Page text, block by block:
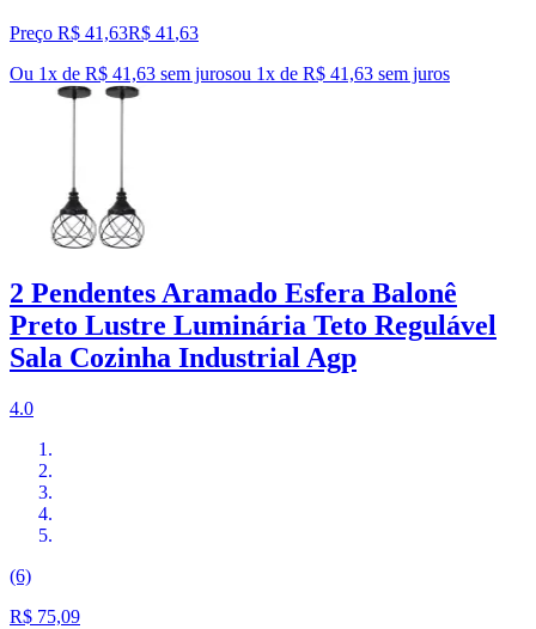
Preço R$ 41,63R$ 41 ,63
Ou 1x de R$ 41,63 sem jurosou 1x de R$ 41,63 sem juros
2 Pendentes Aramado Esfera Balonê
Preto Lustre Luminária Teto Regulável
Sala Cozinha Industrial Agp
4.0
(6)
R$ 75,09